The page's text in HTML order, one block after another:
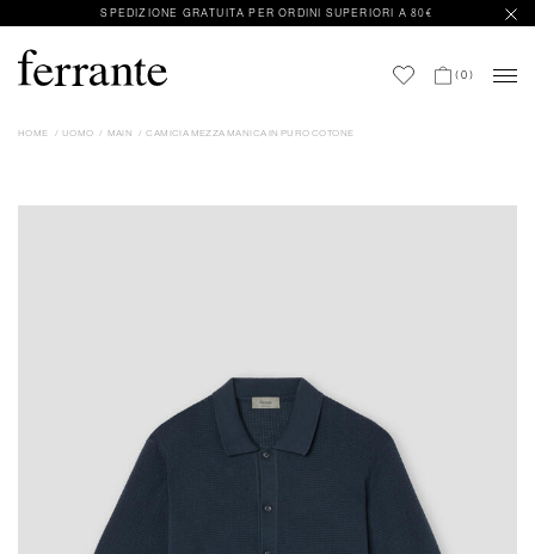
SPEDIZIONE GRATUITA PER ORDINI SUPERIORI A 80€
(0)
HOME UOMO MAIN CAMICIA MEZZA MANICA IN PURO COTONE